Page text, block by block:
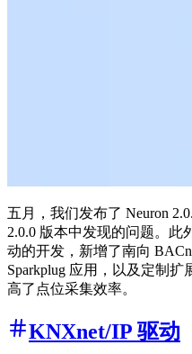
五月，我们发布了 Neuron
2.0.0 版本中发现的问题。此
动的开发，新增了南向
Sparkplug 应用，以及定制扩
高了点位采集效率。
KNXnet/IP 驱动